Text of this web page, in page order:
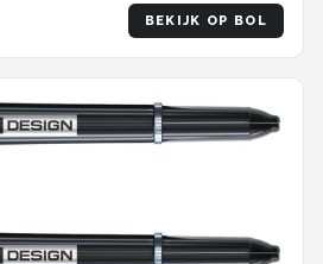
BEKIJK OP BOL